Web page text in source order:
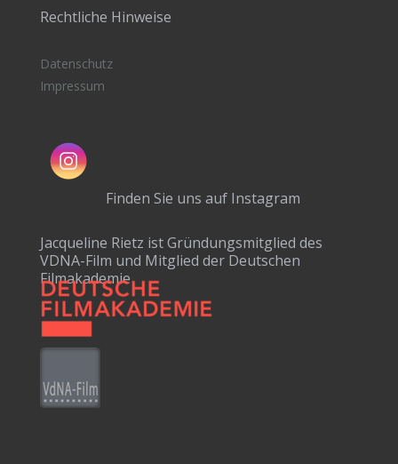
Rechtliche Hinweise
Datenschutz
Impressum
Finden Sie uns auf Instagram
Jacqueline Rietz ist Gründungsmitglied des
VDNA-Film und Mitglied der Deutschen
Filmakademie